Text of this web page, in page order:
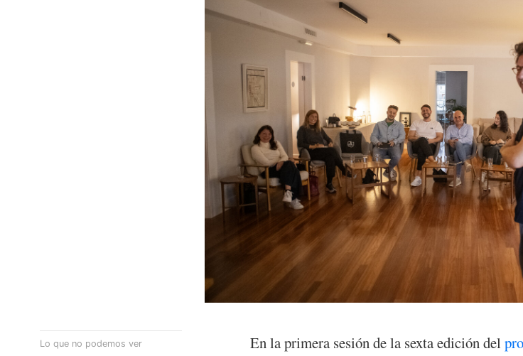
Lo que no podemos ver En la primera sesión de la sexta edición del